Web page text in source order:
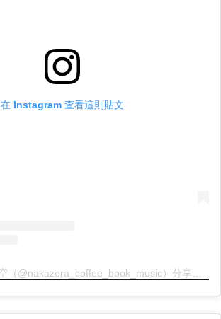
在 Instagram 查看這則貼文
珈琲と本と音楽 半空（@nakazora_coffee_book_music）分享的貼文